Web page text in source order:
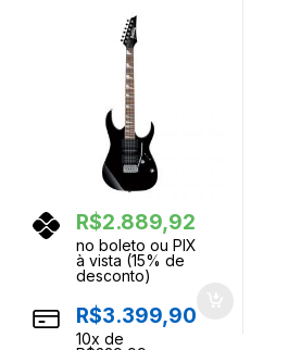
R$2.889,92
no boleto ou PIX
à vista (15% de
desconto)
R$3.399,90
10x de